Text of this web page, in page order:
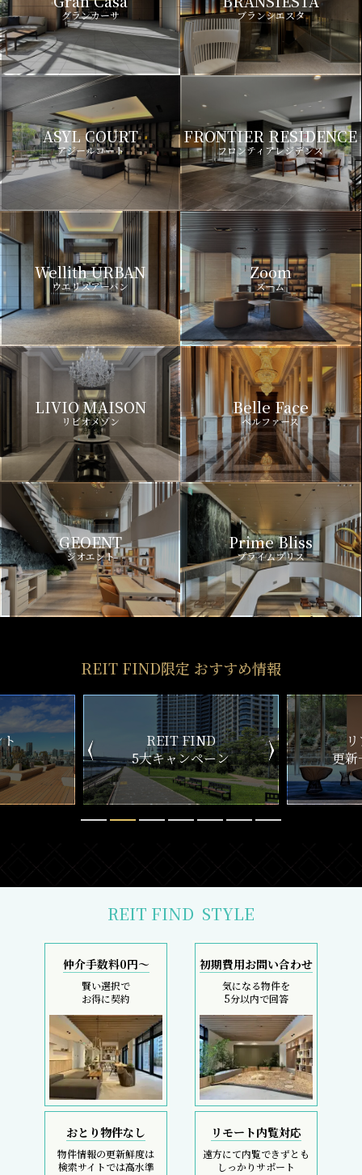
グランカーサ ブランシエスタ
ASYL COURT
アジールコート
FRONTIER RESIDENCE
フロンティアレジデンス
Wellith URBAN
ウエリスアーバン
Zoom
ズーム
LIVIO MAISON
リビオメゾン
Belle Face
ベルファース
GEOENT
ジオエント
Prime Bliss
プライムブリス
REIT FIND限定 おすすめ情報
FIND
ャンペーン
リアルタイム
更新一覧チェック
REIT FIND STYLE
仲介手数料0円～
賢い選択で
お得に契約
初期費用お問い合わせ
気になる物件を
5分以内で回答
おとり物件なし
物件情報の更新鮮度は
検索サイトでは高水準
リモート内覧対応
遠方にて内覧できずとも
しっかりサポート